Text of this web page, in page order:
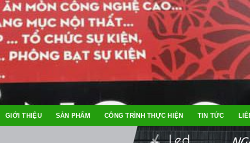
GIỚI THIỆU SẢN PHẨM CÔNG TRÌNH THỰC HIỆN TIN TỨC